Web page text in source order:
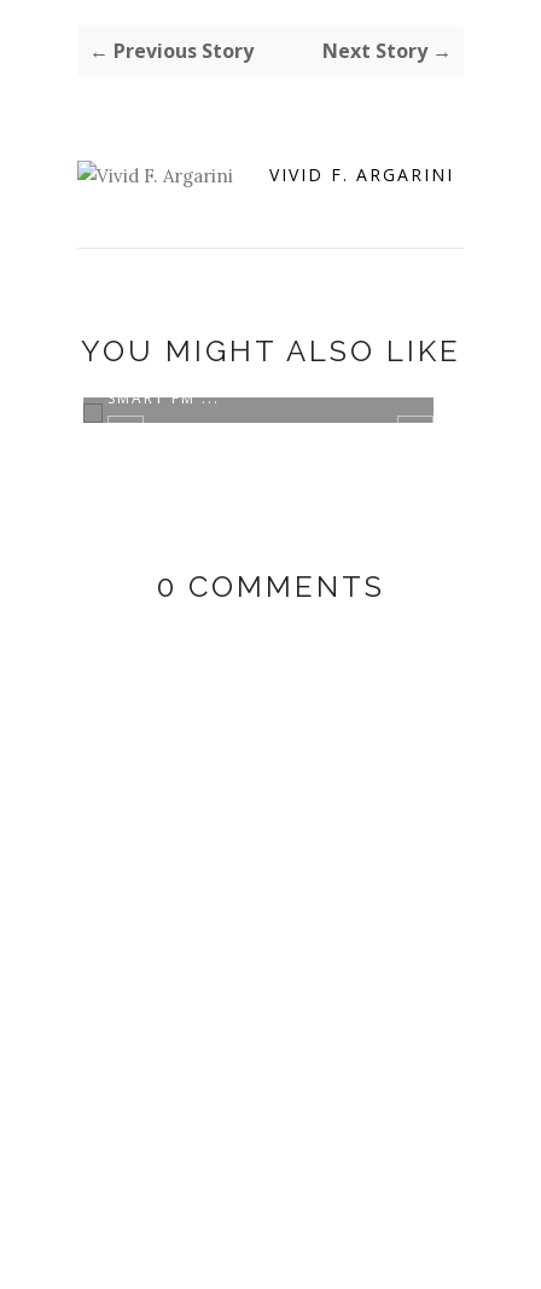
← Previous Story Next Story →
VIVID F. ARGARINI
YOU MIGHT ALSO LIKE
SMART FM ...
0 COMMENTS